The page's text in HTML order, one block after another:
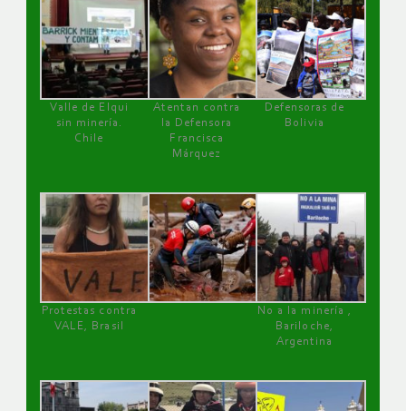
Valle de Elqui
sin minería.
Chile
Atentan contra
la Defensora
Francisca
Márquez
Defensoras de
Bolivia
Protestas contra
VALE, Brasil
No a la minería ,
Bariloche,
Argentina